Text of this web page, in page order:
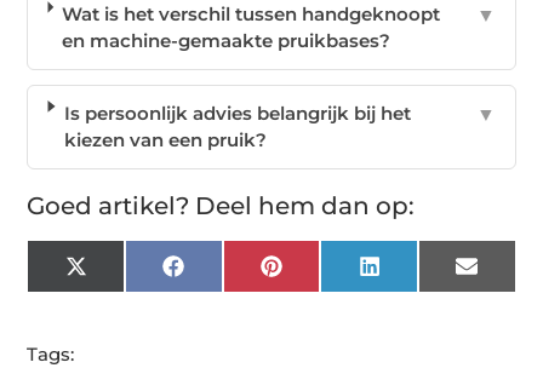
Wat is het verschil tussen handgeknoopt
en machine-gemaakte pruikbases?
▼
Is persoonlijk advies belangrijk bij het
kiezen van een pruik?
▼
Goed artikel? Deel hem dan op:
X
(Twitter)
FacebookPinterest LinkedIn Email
Tags: